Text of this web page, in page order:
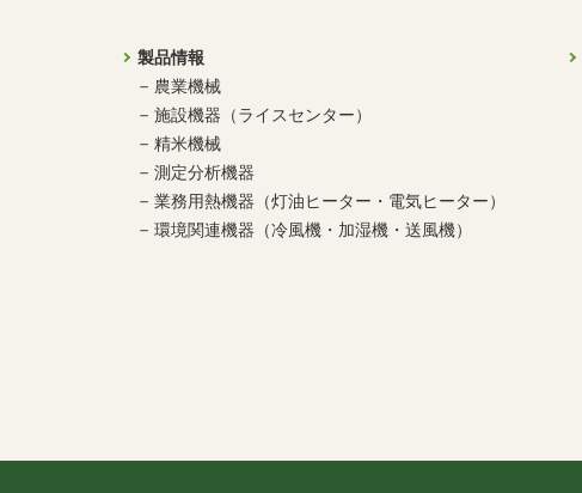
製品情報
農業機械
施設機器（ライスセンター）
精米機械
測定分析機器
業務用熱機器（灯油ヒーター・電気ヒーター）
環境関連機器（冷風機・加湿機・送風機）